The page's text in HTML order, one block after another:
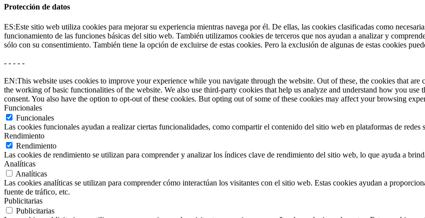
Protección de datos
ES:Este sitio web utiliza cookies para mejorar su experiencia mientras navega por él. De ellas, las cookies clasificadas como
funcionamiento de las funciones básicas del sitio web. También utilizamos cookies de terceros que nos ayudan a analizar y
sólo con su consentimiento. También tiene la opción de excluirse de estas cookies. Pero la exclusión de algunas de estas cookies
- - - - -
EN:This website uses cookies to improve your experience while you navigate through the website. Out of these, the cookies that are
the working of basic functionalities of the website. We also use third-party cookies that help us analyze and understand how you
consent. You also have the option to opt-out of these cookies. But opting out of some of these cookies may affect your browsing
Funcionales
Funcionales
Las cookies funcionales ayudan a realizar ciertas funcionalidades, como compartir el contenido del sitio web en plataformas de redes
Rendimiento
Rendimiento
Las cookies de rendimiento se utilizan para comprender y analizar los índices clave de rendimiento del sitio web, lo que ayuda a
Analíticas
Analíticas
Las cookies analíticas se utilizan para comprender cómo interactúan los visitantes con el sitio web. Estas cookies ayudan a
fuente de tráfico, etc.
Publicitarias
Publicitarias